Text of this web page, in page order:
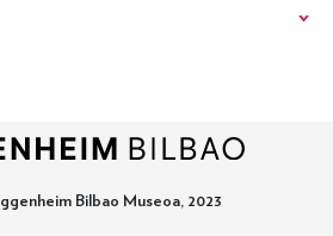
Bilbao Museoa, 2023